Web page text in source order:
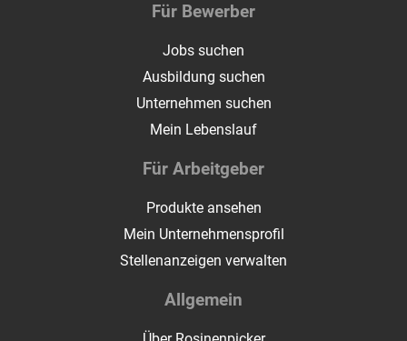
Für Bewerber
Jobs suchen
Ausbildung suchen
Unternehmen suchen
Mein Lebenslauf
Für Arbeitgeber
Produkte ansehen
Mein Unternehmensprofil
Stellenanzeigen verwalten
Allgemein